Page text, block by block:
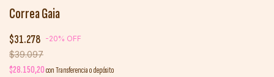
Correa Gaia
$31.278 -20% OFF
$39.097
$28.150,20conTransferencia o depósito